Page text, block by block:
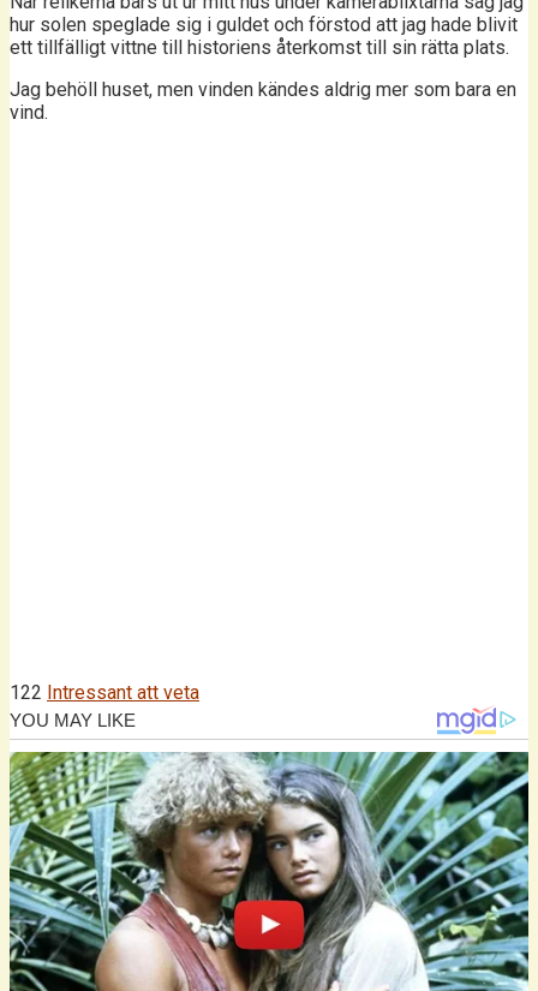
hur solen speglade sig i guldet och förstod att jag hade blivit
ett tillfälligt vittne till historiens återkomst till sin rätta plats.
Jag behöll huset, men vinden kändes aldrig mer som bara en
vind.
122 Intressant att veta